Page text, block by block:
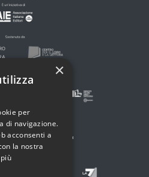
×
per
di navigazione.
acconsenti a
la nostra